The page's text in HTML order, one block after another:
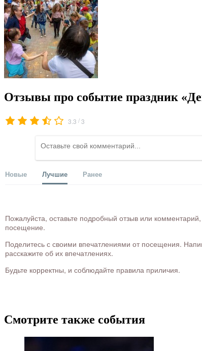
Отзывы про событие праздник
3.3 /3
Новые Лучшие Ранее
Пожалуйста, оставьте подробный отзыв или
посещение.
Поделитесь с своими впечатлениями от посещения.
расскажите об их впечатлениях.
Будьте корректны, и соблюдайте правила приличия.
Смотрите также события